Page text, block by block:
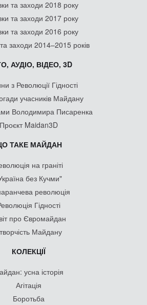
та заходи 2018 року
та заходи 2017 року
та заходи 2016 року
заходи 2014–2015 років
АУДІО, ВІДЕО, 3D
з Революції Гідності
учасників Майдану
Володимира Писаренка
Проєкт Maidan3D
ТАКЕ МАЙДАН
на граніті
без Кучми"
революція
Гідності
про Євромайдан
Майдану
КОЛЕКЦІЇ
усна історія
Агітація
Боротьба